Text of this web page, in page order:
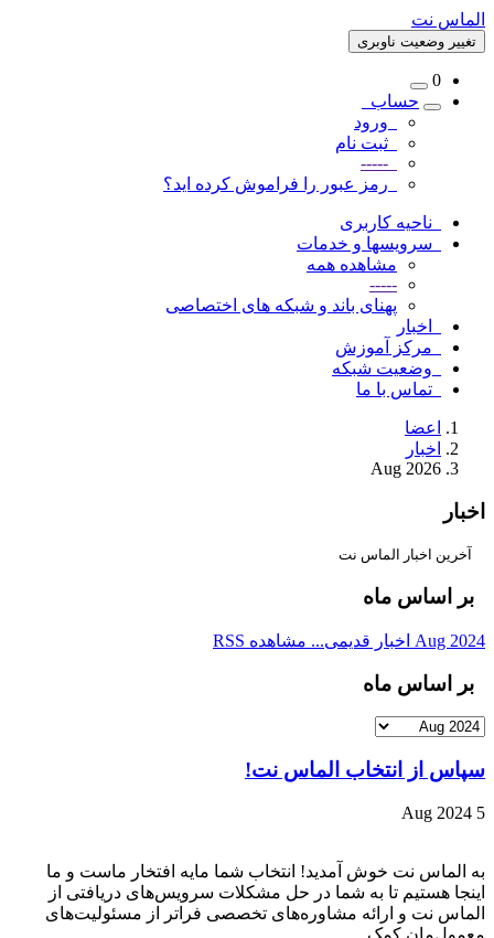
الماس نت
تغییر وضعیت ناوبری
0
حساب
ورود
ثبت نام
-----
رمز عبور را فراموش کرده اید؟
ناحیه کاربری
سرویسها و خدمات
مشاهده همه
-----
پهنای باند و شبکه های اختصاصی
اخبار
مرکز آموزش
وضعیت شبکه
تماس با ما
اعضا
اخبار
Aug 2026
اخبار
آخرین اخبار الماس نت
بر اساس ماه
Aug 2024 اخبار قدیمی... مشاهده RSS
بر اساس ماه
سپاس از انتخاب الماس نت!
5 Aug 2024
به الماس نت خوش آمدید! انتخاب شما مایه افتخار ماست و ما
اینجا هستیم تا به شما در حل مشکلات سرویس‌های دریافتی از
الماس نت و ارائه مشاوره‌های تخصصی فراتر از مسئولیت‌های
معمول‌مان کمک ...